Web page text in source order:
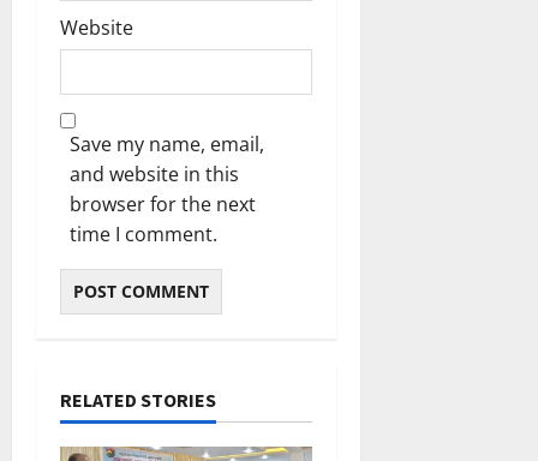
Website
Save my name, email,
and website in this
browser for the next
time I comment.
RELATED STORIES